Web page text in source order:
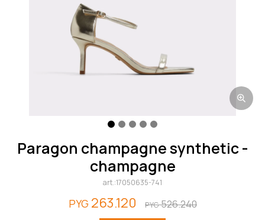
paragon champagne synthetic -
champagne
17050635-741
PYG 263.120 PYG526.240